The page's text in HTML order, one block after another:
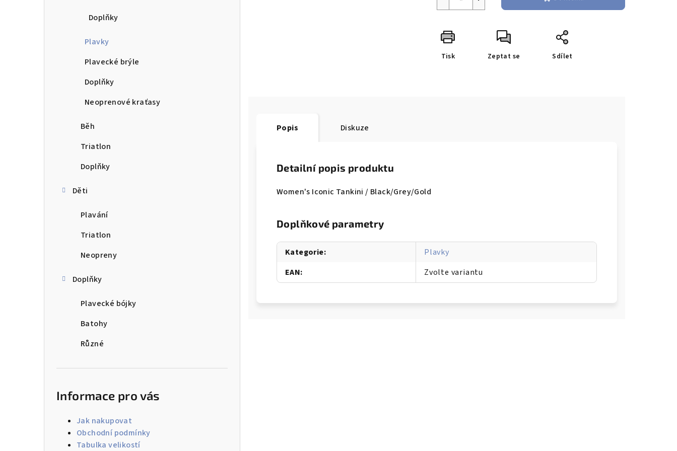
Doplňky
Plavky
Plavecké brýle
Doplňky
Neoprenové kraťasy
Běh
Triatlon
Doplňky
Děti
Plavání
Triatlon
Neopreny
Doplňky
Plavecké bójky
Batohy
Různé
Informace pro vás
Jak nakupovat
Obchodní podmínky
Tabulka velikostí
Tisk Zeptat se Sdílet
Popis Diskuze
Detailní popis produktu
Women's Iconic Tankini / Black/Grey/Gold
Doplňkové parametry
Kategorie:
Plavky
EAN: Zvolte variantu